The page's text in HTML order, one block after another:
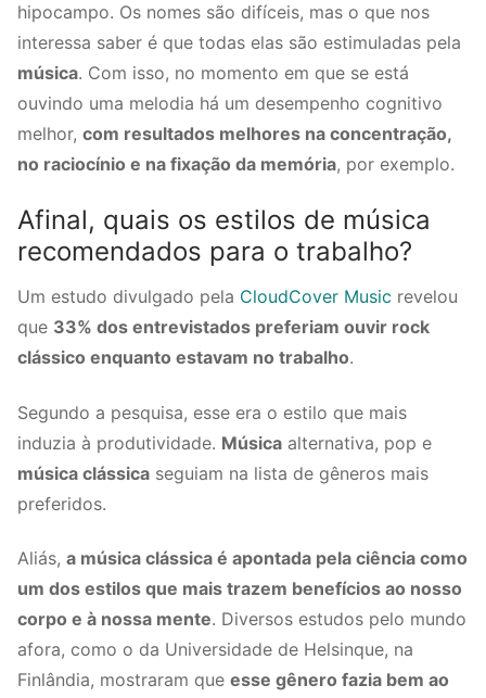
hipocampo. Os nomes são difíceis, mas o que nos
interessa saber é que todas elas são estimuladas pela
música. Com isso, no momento em que se está
ouvindo uma melodia há um desempenho cognitivo
melhor, com resultados melhores na concentração,
no raciocínio e na fixação da memória, por exemplo.
Afinal, quais os estilos de música
recomendados para o trabalho?
Um estudo divulgado pela CloudCover Music revelou
que 33% dos entrevistados preferiam ouvir rock
clássico enquanto estavam no trabalho.
Segundo a pesquisa, esse era o estilo que mais
induzia à produtividade. Música alternativa, pop e
música clássica seguiam na lista de gêneros mais
preferidos.
Aliás, a música clássica é apontada pela ciência como
um dos estilos que mais trazem benefícios ao nosso
corpo e à nossa mente. Diversos estudos pelo mundo
afora, como o da Universidade de Helsinque, na
Finlândia, mostraram que esse gênero fazia bem ao